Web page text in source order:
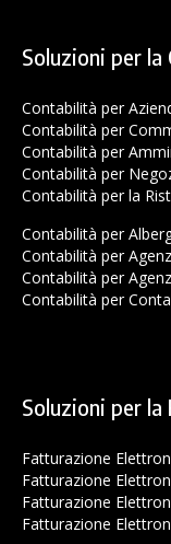
Soluzioni per
Contabilità per
Contabilità per
Contabilità per
Contabilità per
Contabilità per la
Contabilità per
Contabilità per
Contabilità per
Contabilità per
Soluzioni per
Fatturazione
Fatturazione
Fatturazione
Fatturazione